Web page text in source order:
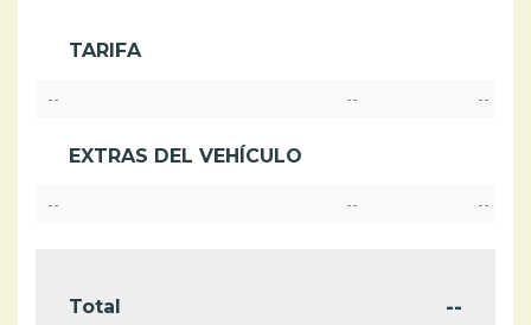
TARIFA
-- -- --
EXTRAS DEL VEHÍCULO
-- -- --
Total --